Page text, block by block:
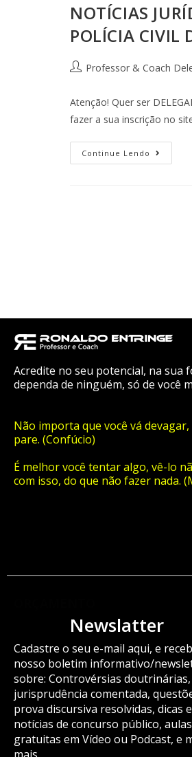
NOTÍCIAS
POLÍCIA CIVIL
Professor & Coach
Atenção! Quer ser
fazer a sua inscrição no
Continue Lendo
Acredite no seu potencial, na sua
dependa de ninguém, só de você
Não importa que você vá
pare. (Confúcio)
É melhor você tentar algo, vê-lo
com isso, do que não fazer nada.
Newslatter
Cadastre o seu e-mail aqui, e
nosso boletim informativo/
sobre: Controvérsias doutrinárias,
jurisprudência comentada,
prova discursiva resolvidas, dicas e
notícias de concurso público, aulas
gratuitas em Vídeo ou Podcast, e